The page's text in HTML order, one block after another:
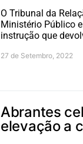
O Tribunal da
Ministério Público
instrução que
27 de Setembro, 2022
Abrantes
elevação a